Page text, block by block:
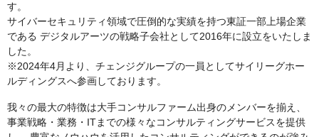
す。
サイバーセキュリティ領域で圧倒的な実績を持つ東証一部上場企業
である デジタルアーツの戦略子会社として2016年に設立をいたしま
した。
※2024年4月より、チェンジグループの一員としてサイリーグホー
ルディングスへ参画しております。
我々の最大の特徴は大手コンサルファーム出身のメンバーを揃え、
事業戦略・業務・ITまでの様々なコンサルティングサービスを提供